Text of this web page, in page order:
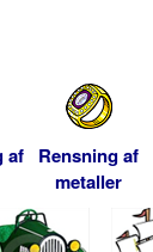
af Rensning af
metaller